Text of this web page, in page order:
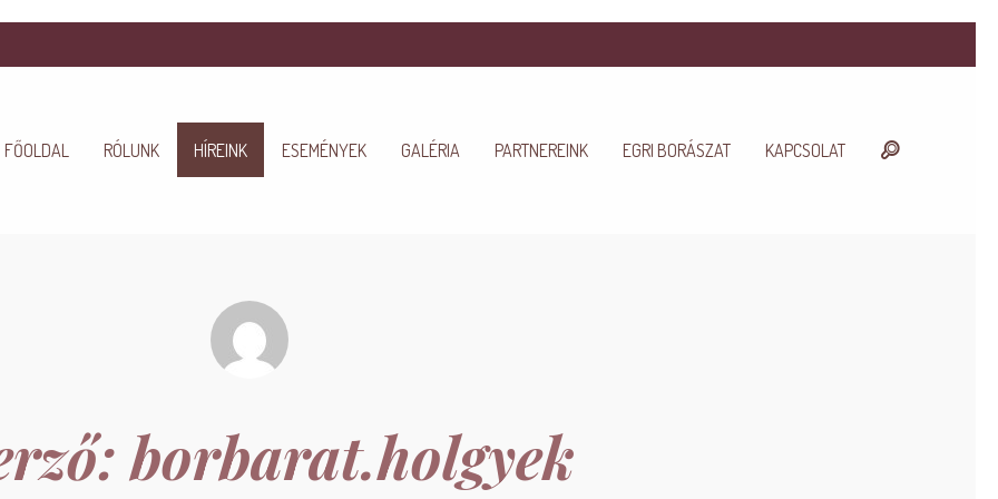
FŐOLDAL RÓLUNK HÍREINK ESEMÉNYEK GALÉRIA PARTNEREINK EGRI BORÁSZAT KAPCSOLAT
borbarat.holgyek